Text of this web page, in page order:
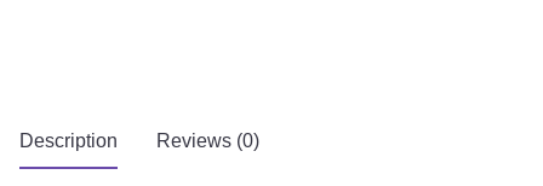
Description Reviews (0)